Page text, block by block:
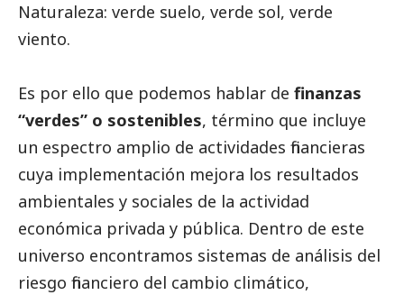
Naturaleza: verde suelo, verde sol, verde
viento.
Es por ello que podemos hablar de finanzas
“verdes” o sostenibles, término que incluye
un espectro amplio de actividades financieras
cuya implementación mejora los resultados
ambientales y sociales de la actividad
económica privada y pública. Dentro de este
universo encontramos sistemas de análisis del
riesgo financiero del cambio climático,